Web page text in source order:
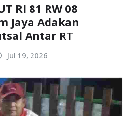
RI 81 RW 08
Jaya Adakan
Antar RT
Jul 19, 2026